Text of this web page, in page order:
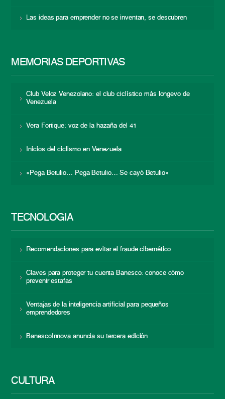
Las ideas para emprender no se inventan, se descubren
MEMORIAS DEPORTIVAS
Club Veloz Venezolano: el club ciclístico más longevo de
Venezuela
Vera Fortique: voz de la hazaña del 41
Inicios del ciclismo en Venezuela
«Pega Betulio… Pega Betulio… Se cayó Betulio»
TECNOLOGÍA
Recomendaciones para evitar el fraude cibernético
Claves para proteger tu cuenta Banesco: conoce cómo
prevenir estafas
Ventajas de la inteligencia artificial para pequeños
emprendedores
BanescoInnova anuncia su tercera edición
CULTURA